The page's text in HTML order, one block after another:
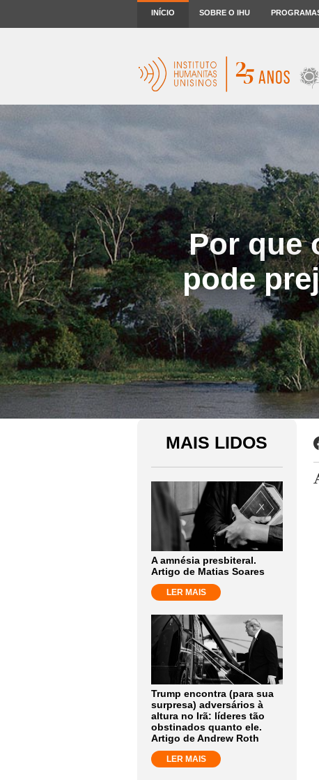
INÍCIO SOBRE O IHU
Por que
pode
MAIS LIDOS
A amnésia presbiteral.
Artigo de Matias Soares
LER MAIS
Trump encontra (para sua
surpresa) adversários à
altura no Irã: líderes tão
obstinados quanto ele.
Artigo de Andrew Roth
LER MAIS